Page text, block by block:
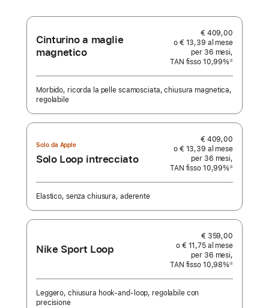
Cinturino a maglie
magnetico
€ 409,00
o € 13,39 al mese
per 36 mesi,
TAN fisso 10,99%①
Morbido, ricorda la pelle scamosciata, chiusura magnetica,
regolabile
Solo da Apple
Solo Loop intrecciato
€ 409,00
o € 13,39 al mese
per 36 mesi,
TAN fisso 10,99%①
Elastico, senza chiusura, aderente
Nike Sport Loop
€ 359,00
o € 11,75 al mese
per 36 mesi,
TAN fisso 10,98%①
Leggero, chiusura hook‑and‑loop, regolabile con
precisione